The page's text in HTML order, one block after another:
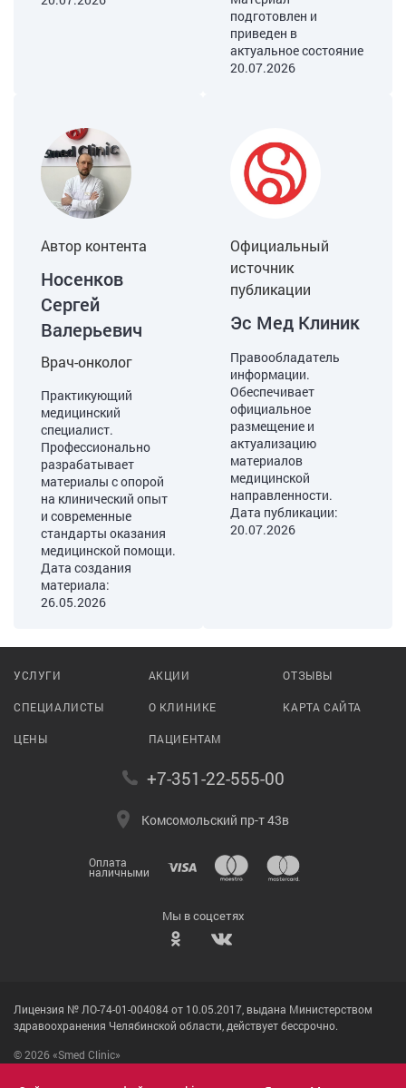
подготовлен и
приведен в
актуальное состояние
20.07.2026
Автор контента
Носенков
Сергей
Валерьевич
Врач-онколог
Практикующий
медицинский
специалист.
Профессионально
разрабатывает
материалы с опорой
на клинический опыт
и современные
стандарты оказания
медицинской помощи.
Дата создания
материала:
26.05.2026
Официальный
источник
публикации
Эс Мед Клиник
Правообладатель
информации.
Обеспечивает
официальное
размещение и
актуализацию
материалов
медицинской
направленности.
Дата публикации:
20.07.2026
УСЛУГИ
СПЕЦИАЛИСТЫ
ЦЕНЫ
АКЦИИ
О КЛИНИКЕ
ПАЦИЕНТАМ
ОТЗЫВЫ
КАРТА САЙТА
+7-351-22-555-00
Комсомольский пр-т 43в
Оплата
наличными
Мы в соцсетях
Лицензия № ЛО-74-01-004084 от 10.05.2017, выдана Министерством
здравоохранения Челябинской области, действует бессрочно.
© 2026 «Smed Clinic»